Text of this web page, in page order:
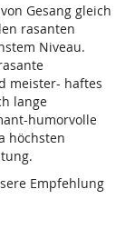
Gesang gleich
rasanten
Niveau.
meister- haftes
lange
humorvolle
höchsten
Empfehlung